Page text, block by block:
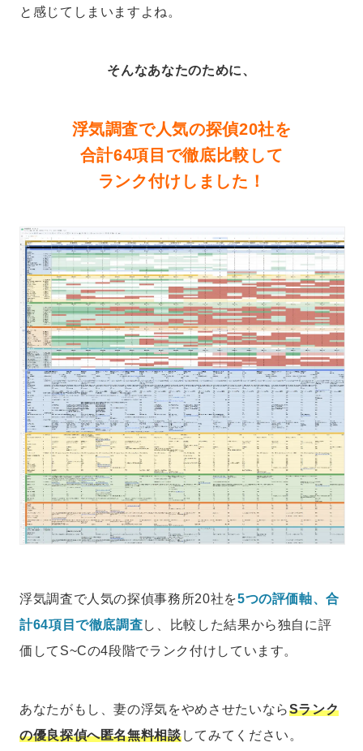
と感じてしまいますよね。
そんなあなたのために、
浮気調査で人気の探偵20社を
合計64項目で徹底比較して
ランク付けしました！
浮気調査で人気の探偵事務所20社を5つの評価軸、合
計64項目で徹底調査し、比較した結果から独自に評
価してS~Cの4段階でランク付けしています。
あなたがもし、妻の浮気をやめさせたいならSランク
の優良探偵へ匿名無料相談してみてください。